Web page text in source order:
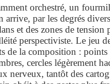
orchestré, un
arrive, par les degrés
et des zones de
perspectiviste. Le jeu
de la composition :
cercles légèrement
nerveux, tantôt des